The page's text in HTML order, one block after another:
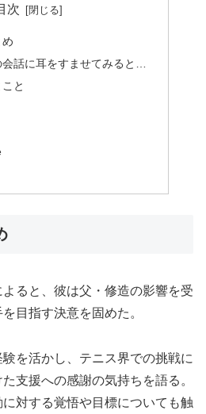
次
話に耳をすませてみると…
と
ると、彼は父・修造の影響を受
目指す決意を固めた。
を活かし、テニス界での挑戦に
支援への感謝の気持ちを語る。
対する覚悟や目標についても触